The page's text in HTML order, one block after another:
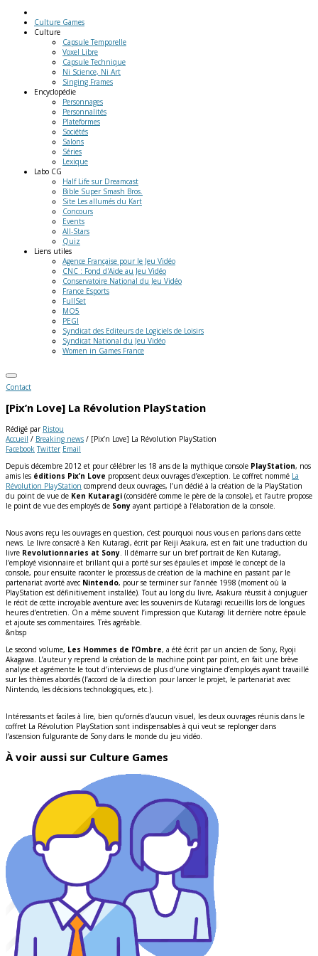
Culture Games
Culture
Capsule Temporelle
Voxel Libre
Capsule Technique
Ni Science, Ni Art
Singing Frames
Encyclopédie
Personnages
Personnalités
Plateformes
Sociétés
Salons
Séries
Lexique
Labo CG
Half Life sur Dreamcast
Bible Super Smash Bros.
Site Les allumés du Kart
Concours
Events
All-Stars
Quiz
Liens utiles
Agence Française pour le Jeu Vidéo
CNC : Fond d'Aide au Jeu Vidéo
Conservatoire National du Jeu Vidéo
France Esports
FullSet
MO5
PEGI
Syndicat des Editeurs de Logiciels de Loisirs
Syndicat National du Jeu Vidéo
Women in Games France
Contact
[Pix’n Love] La Révolution PlayStation
Rédigé par Ristou
Accueil / Breaking news / [Pix’n Love] La Révolution PlayStation
Facebook Twitter Email
Depuis décembre 2012 et pour célébrer les 18 ans de la mythique console PlayStation, nos
amis les éditions Pix’n Love proposent deux ouvrages d’exception. Le coffret nommé La
Révolution PlayStation comprend deux ouvrages, l’un dédié à la création de la PlayStation
du point de vue de Ken Kutaragi (considéré comme le père de la console), et l’autre propose
le point de vue des employés de Sony ayant participé à l’élaboration de la console.
Nous avons reçu les ouvrages en question, c’est pourquoi nous vous en parlons dans cette
news. Le livre consacré à Ken Kutaragi, écrit par Reiji Asakura, est en fait une traduction du
livre Revolutionnaries at Sony. Il démarre sur un bref portrait de Ken Kutaragi,
l’employé visionnaire et brillant qui a porté sur ses épaules et imposé le concept de la
console, pour ensuite raconter le processus de création de la machine en passant par le
partenariat avorté avec Nintendo, pour se terminer sur l’année 1998 (moment où la
PlayStation est définitivement installée). Tout au long du livre, Asakura réussit à conjuguer
le récit de cette incroyable aventure avec les souvenirs de Kutaragi recueillis lors de longues
heures d’entretien. On a même souvent l’impression que Kutaragi lit derrière notre épaule
et ajoute ses commentaires. Très agréable.
&nbsp
Le second volume, Les Hommes de l’Ombre, a été écrit par un ancien de Sony, Ryoji
Akagawa. L’auteur y reprend la création de la machine point par point, en fait une brève
analyse et agrémente le tout d’interviews de plus d’une vingtaine d’employés ayant travaillé
sur les thèmes abordés (l’accord de la direction pour lancer le projet, le partenariat avec
Nintendo, les décisions technologiques, etc.).
Intéressants et faciles à lire, bien qu’ornés d’aucun visuel, les deux ouvrages réunis dans le
coffret La Révolution PlayStation sont indispensables à qui veut se replonger dans
l’ascension fulgurante de Sony dans le monde du jeu vidéo.
À voir aussi sur Culture Games